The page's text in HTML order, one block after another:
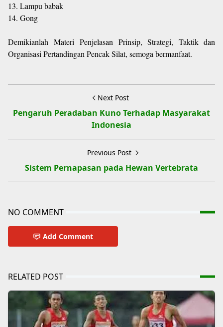
13. Lampu babak
14. Gong
Demikianlah Materi Penjelasan Prinsip, Strategi, Taktik dan
Organisasi Pertandingan Pencak Silat, semoga bermanfaat.
Next Post
Pengaruh Peradaban Kuno Terhadap Masyarakat
Indonesia
Previous Post
Sistem Pernapasan pada Hewan Vertebrata
NO COMMENT
Add Comment
RELATED POST